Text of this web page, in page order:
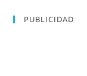
PUBLICIDAD